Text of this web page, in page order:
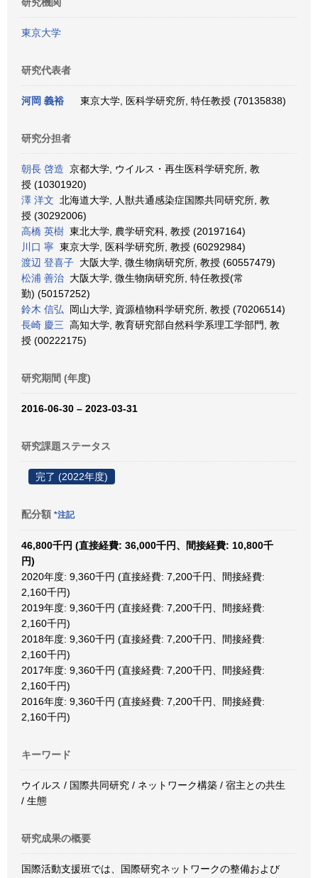
東京大学
研究代表者
河岡 義裕 東京大学, 医科学研究所, 特任教授 (70135838)
研究分担者
朝長 啓造 京都大学, ウイルス・再生医科学研究所, 教
授 (10301920)
澤 洋文 北海道大学, 人獣共通感染症国際共同研究所, 教
授 (30292006)
高橋 英樹 東北大学, 農学研究科, 教授 (20197164)
川口 寧 東京大学, 医科学研究所, 教授 (60292984)
渡辺 登喜子 大阪大学, 微生物病研究所, 教授 (60557479)
松浦 善治 大阪大学, 微生物病研究所, 特任教授(常
勤) (50157252)
鈴木 信弘 岡山大学, 資源植物科学研究所, 教授 (70206514)
長崎 慶三 高知大学, 教育研究部自然科学系理工学部門, 教
授 (00222175)
研究期間 (年度)
2016-06-30 – 2023-03-31
研究課題ステータス
完了 (2022年度)
配分額 *注記
46,800千円 (直接経費: 36,000千円、間接経費: 10,800千
円)
2020年度: 9,360千円 (直接経費: 7,200千円、間接経費:
2,160千円)
2019年度: 9,360千円 (直接経費: 7,200千円、間接経費:
2,160千円)
2018年度: 9,360千円 (直接経費: 7,200千円、間接経費:
2,160千円)
2017年度: 9,360千円 (直接経費: 7,200千円、間接経費:
2,160千円)
2016年度: 9,360千円 (直接経費: 7,200千円、間接経費:
2,160千円)
キーワード
ウイルス / 国際共同研究 / ネットワーク構築 / 宿主との共生
/ 生態
研究成果の概要
国際活動支援班では、国際研究ネットワークの整備および